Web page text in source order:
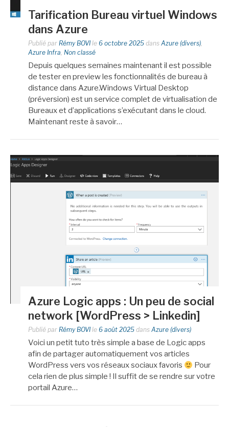
Tarification Bureau virtuel Windows
dans Azure
Publié par Rémy BOVI le 6 octobre 2025 dans Azure (divers),
Azure Infra, Non classé
Depuis quelques semaines maintenant il est possible
de tester en preview les fonctionnalités de bureau à
distance dans Azure.Windows Virtual Desktop
(préversion) est un service complet de virtualisation de
Bureaux et d’applications s’exécutant dans le cloud.
Maintenant reste à savoir…
Azure Logic apps : Un peu de social
network [WordPress > Linkedin]
Publié par Rémy BOVI le 6 août 2025 dans Azure (divers)
Voici un petit tuto très simple a base de Logic apps
afin de partager automatiquement vos articles
WordPress vers vos réseaux sociaux favoris
Pour
cela rien de plus simple ! Il suffit de se rendre sur votre
portail Azure…